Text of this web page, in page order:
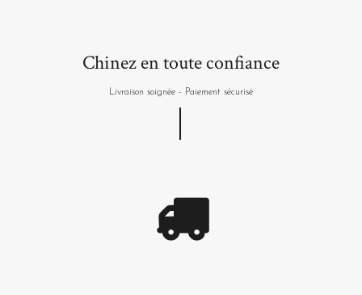
Chinez en toute confiance
Livraison soignée - Paiement sécurisé